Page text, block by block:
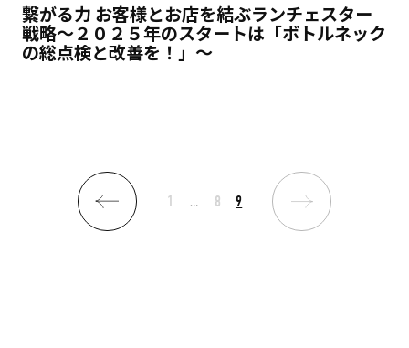
繋がる力 お客様とお店を結ぶランチェスター
戦略～２０２５年のスタートは「ボトルネック
の総点検と改善を！」～
1 … 8 9